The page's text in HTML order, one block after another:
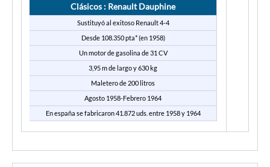
Clásicos : Renault Dauphine
Sustituyó al exitoso Renault 4-4
Desde 108.350 pta* (en 1958)
Un motor de gasolina de 31 CV
3,95 m de largo y 630 kg
Maletero de 200 litros
Agosto 1958-Febrero 1964
En españa se fabricaron 41.872 uds. entre 1958 y 1964